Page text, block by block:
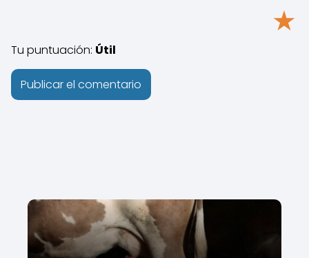
★
Tu puntuación: Útil